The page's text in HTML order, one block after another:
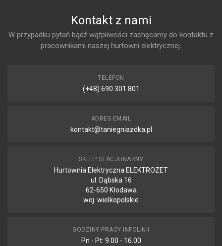
Kontakt z nami
W przypadku pytań bądź wątpliwości zachęcamy do kontaktu z
pracownikami naszej hurtowni elektrycznej.
TELEFON
(+48) 690 301 801
ADRES EMAIL
kontakt@taniegniazdka.pl
SKLEP STACJONARNY
Hurtownia Elektryczna ELEKTROZET
ul. Dąbska 16
62-650 Kłodawa
woj. wielkopolskie
GODZINY PRACY INFOLINII
Pn - Pt: 9.00 - 16.00